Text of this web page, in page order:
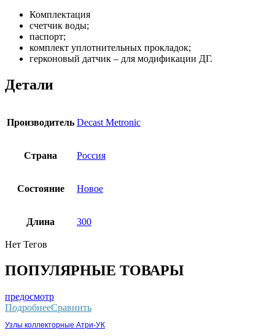
Комплектация
счетчик воды;
паспорт;
комплект уплотнительных прокладок;
герконовый датчик – для модификации ДГ.
Детали
Производитель Decast Metronic
Страна Россия
Состояние Новое
Длина 300
Нет Тегов
ПОПУЛЯРНЫЕ ТОВАРЫ
предосмотр
ПодробнееСравнить
Узлы коллекторные Атри-УК